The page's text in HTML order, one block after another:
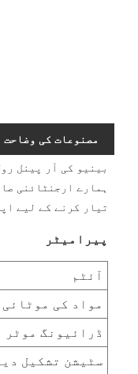
مصنوعات کی وضاحت
بینیو کی آر پینل
ہمارے ارجنٹائنی
تیار کرنے کے لیے
پیرامیٹر
آئٹم
مواد کی موٹائی
ڈرائیونگ موٹر
سٹیشن تشکیل